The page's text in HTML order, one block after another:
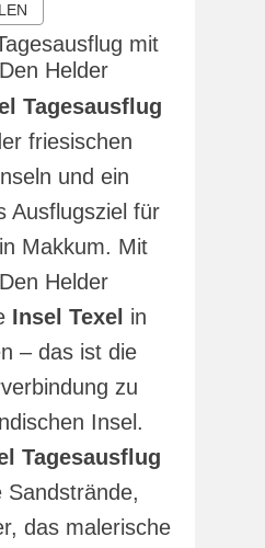
mit
Helder
Tagesausflug
friesischen
und ein
Ausflugsziel für
Makkum. Mit
Helder
Insel Texel in
– das ist die
zu
Insel.
Tagesausflug
Sandstrände,
das malerische